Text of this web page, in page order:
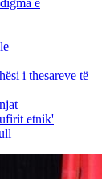
e
i thesareve të
etnik'